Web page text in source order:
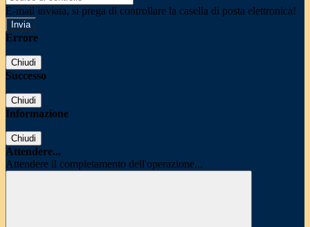
E-mail inviata, si prega di controllare la casella di posta elettronica!
Errore
Chiudi
Successo
Chiudi
Informazione
Chiudi
Attendere...
Attendere il completamento dell'operazione...